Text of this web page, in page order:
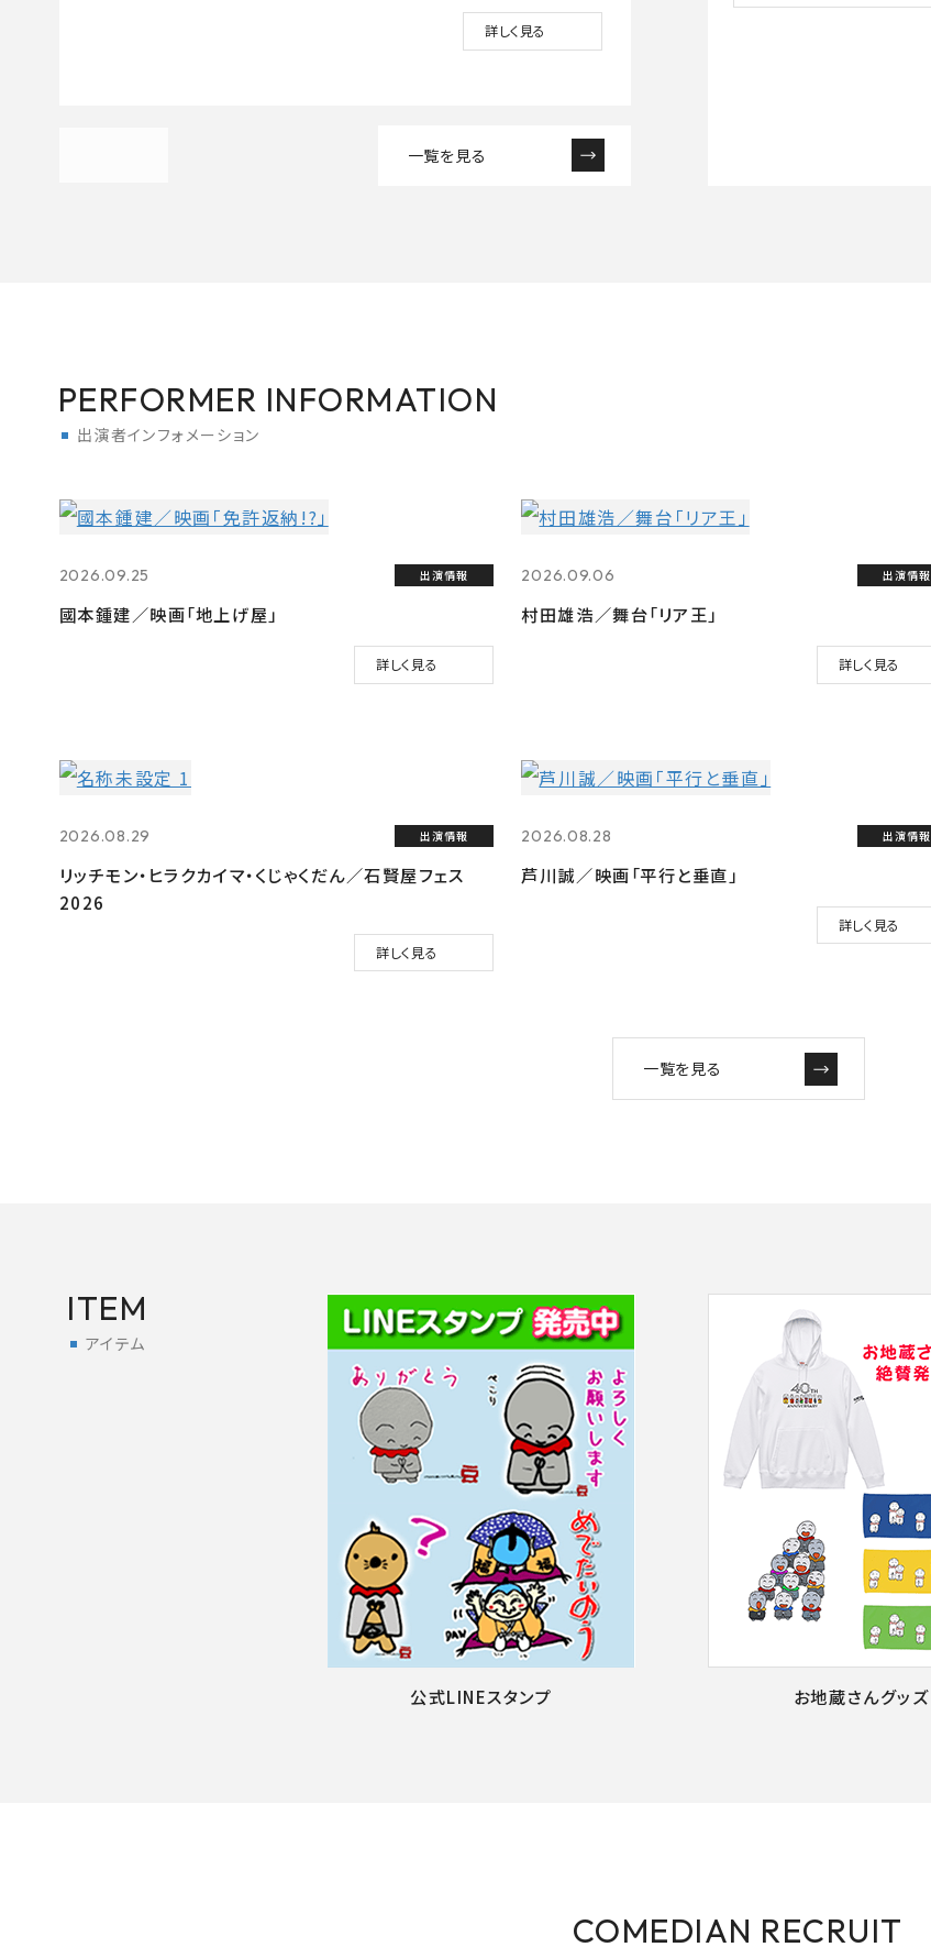
詳しく見る
一覧を見る
PERFORMER INFORMATION
出演者インフォメーション
2026.09.25 出演情報
國本鍾建／映画「地上げ屋」
詳しく見る
2026.09.06 出演情報
村田雄浩／舞台「リア王」
詳しく見る
2026.08.29 出演情報
リッチモン・ヒラクカイマ・くじゃくだん／石賢屋フェス
2026
詳しく見る
2026.08.28 出演情報
芦川誠／映画「平行と垂直」
詳しく見る
一覧を見る
ITEM
アイテム
公式LINEスタンプ お地蔵さんグッズ
COMEDIAN RECRUIT